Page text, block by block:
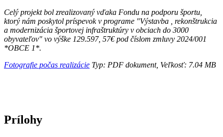
Celý projekt bol zrealizovaný vďaka Fondu na podporu športu,
ktorý nám poskytol príspevok v programe "Výstavba , rekonštrukcia
a modernizácia športovej infraštruktúry v obciach do 3000
obyvateľov" vo výške 129.597, 57€ pod číslom zmluvy 2024/001
*OBCE 1*.
Fotografie počas realizácie Typ: PDF dokument, Veľkosť: 7.04 MB
Prílohy